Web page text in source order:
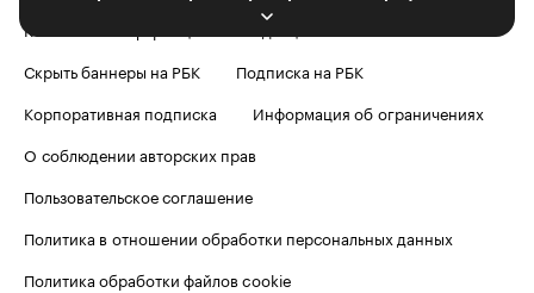
Контактная информация
Скрыть баннеры на РБК
Подписка на РБК
Корпоративная подписка
Информация об ограничениях
О соблюдении авторских прав
Пользовательское соглашение
Политика в отношении обработки персональных данных
Политика обработки файлов cookie